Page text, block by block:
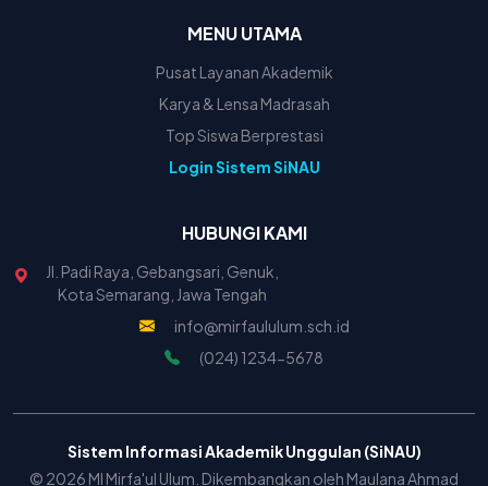
MENU UTAMA
Pusat Layanan Akademik
Karya & Lensa Madrasah
Top Siswa Berprestasi
Login Sistem SiNAU
HUBUNGI KAMI
Jl. Padi Raya, Gebangsari, Genuk,
Kota Semarang, Jawa Tengah
info@mirfaululum.sch.id
(024) 1234-5678
Sistem Informasi Akademik Unggulan (SiNAU)
© 2026 MI Mirfa'ul Ulum. Dikembangkan oleh Maulana Ahmad